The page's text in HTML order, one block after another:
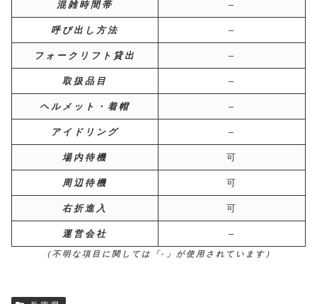
混雑時間帯 –
呼び出し方法 –
フォークリフト貸出 –
取扱品目 –
ヘルメット・着帽 –
アイドリング –
場内待機 可
周辺待機 可
右折進入 可
運営会社 –
（不明な項目に関しては「-」が使用されています）